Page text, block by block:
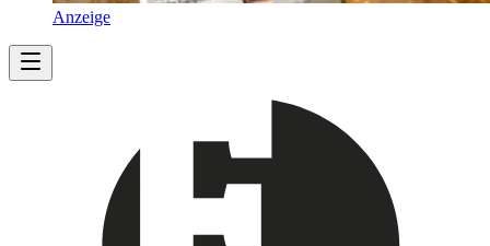
Anzeige